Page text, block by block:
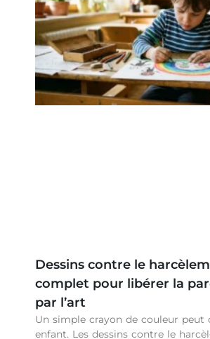
Dessins contre le
complet pour libérer la
par l’art
Un simple crayon de couleur peut
enfant. Les dessins contre le